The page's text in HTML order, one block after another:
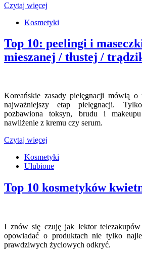
Czytaj więcej
Kosmetyki
Top 10: peelingi i
mieszanej / tłustej /
Koreańskie zasady pielęgnacji mówią
najważniejszy etap pielęgnacji.
pozbawiona toksyn, brudu i
nawilżenie z kremu czy serum.
Czytaj więcej
Kosmetyki
Ulubione
Top 10 kosmetyków
I znów się czuję jak lektor
opowiadać o produktach nie tylko
prawdziwych życiowych odkryć.